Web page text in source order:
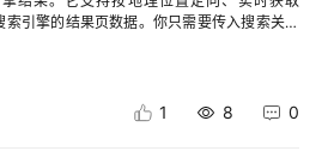
引擎的结果页数据。你只需要传入搜索关键
1 8 0